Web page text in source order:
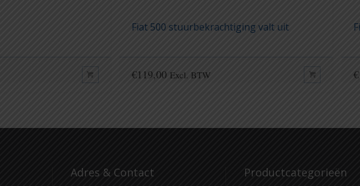
Fiat 500 stuurbekrachtiging valt uit
€119,00 Excl. BTW €
Adres & Contact Productcategorieën